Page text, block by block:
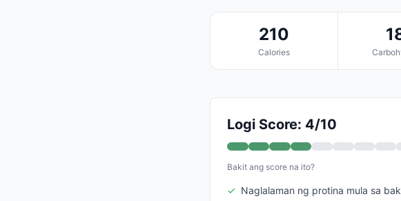
210
Calories
Logi Score: 4/10
Bakit ang score na ito?
✓ Naglalaman ng protina mula sa